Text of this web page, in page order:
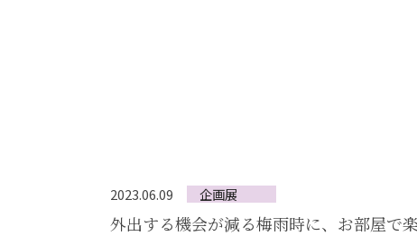
2023.06.09 企画展
外出する機会が減る梅雨時に、お部屋で